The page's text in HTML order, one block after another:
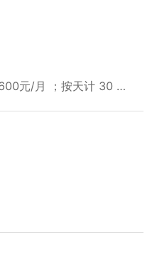
停车费：包月计 400、500、600元/月 ；按天计 30 元/天